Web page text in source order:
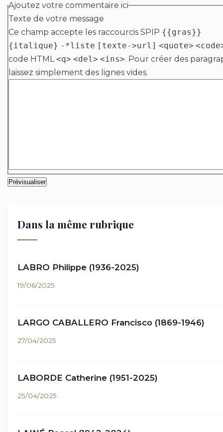
Ajoutez votre commentaire ici
Texte de votre message
Ce champ accepte les raccourcis SPIP {{gras}}
{italique} -*liste [texte->url] <quote>
code HTML<q> <del> <ins>. Pour créer des
laissez simplement des lignes vides.
Dans la même rubrique
LABRO Philippe (1936-2025)
19/06/2025
LARGO CABALLERO Francisco (1869-1946)
27/04/2025
LABORDE Catherine (1951-2025)
25/04/2025